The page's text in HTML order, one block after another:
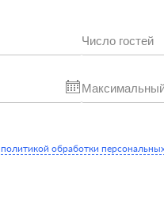
политикой обработки